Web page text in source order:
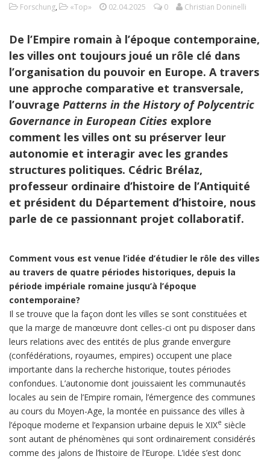
Forschung, «Top» 02.04.2025 0 Christian Doninelli
De l’Empire romain à l’époque contemporaine,
les villes ont toujours joué un rôle clé dans
l’organisation du pouvoir en Europe. A travers
une approche comparative et transversale,
l’ouvrage Patterns in the History of Polycentric
Governance in European Cities explore
comment les villes ont su préserver leur
autonomie et interagir avec les grandes
structures politiques. Cédric Brélaz,
professeur ordinaire d’histoire de l’Antiquité
et président du Département d’histoire, nous
parle de ce passionnant projet collaboratif.
Comment vous est venue l’idée d’étudier le rôle des villes
au travers de quatre périodes historiques, depuis la
période impériale romaine jusqu’à l’époque
contemporaine?
Il se trouve que la façon dont les villes se sont constituées et
que la marge de manœuvre dont celles-ci ont pu disposer dans
leurs relations avec des entités de plus grande envergure
(confédérations, royaumes, empires) occupent une place
importante dans la recherche historique, toutes périodes
confondues. L’autonomie dont jouissaient les communautés
locales au sein de l’Empire romain, l’émergence des communes
au cours du Moyen-Age, la montée en puissance des villes à
l’époque moderne et l’expansion urbaine depuis le XIXe siècle
sont autant de phénomènes qui sont ordinairement considérés
comme des jalons de l’histoire de l’Europe. L’idée s’est donc